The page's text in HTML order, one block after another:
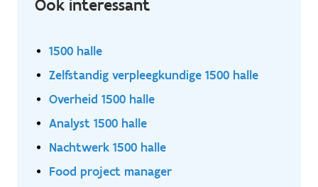
Ook interessant
1500 halle
Zelfstandig verpleegkundige 1500 halle
Overheid 1500 halle
Analyst 1500 halle
Nachtwerk 1500 halle
Food project manager